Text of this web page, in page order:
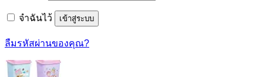
จำฉันไว้ เข้าสู่ระบบ
ลืมรหัสผ่านของคุณ?